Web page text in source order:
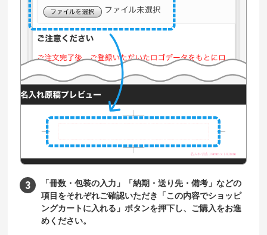
「冊数・包装の入力」「納期・送り先・備考」などの
項目をそれぞれご確認いただき「この内容でショッピ
ングカートに入れる」ボタンを押下し、ご購入をお進
めください。